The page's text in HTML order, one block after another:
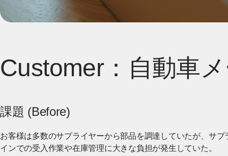
Customer：自動車
課題 (Before)
お客様は多数のサプライヤーから部品を調達していたが、サ
インでの受入作業や在庫管理に大きな負担が発生していた。